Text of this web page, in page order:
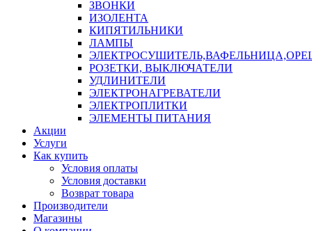
ЗВОНКИ
ИЗОЛЕНТА
КИПЯТИЛЬНИКИ
ЛАМПЫ
РОЗЕТКИ, ВЫКЛЮЧАТЕЛИ
УДЛИНИТЕЛИ
ЭЛЕКТРОНАГРЕВАТЕЛИ
ЭЛЕКТРОПЛИТКИ
ЭЛЕМЕНТЫ ПИТАНИЯ
Акции
Услуги
Как купить
Условия оплаты
Условия доставки
Возврат товара
Производители
Магазины